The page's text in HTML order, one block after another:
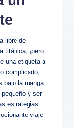
libre de
titánica, ¡pero
una etiqueta a
complicado,
bajo la manga,
y ser
estrategias
viaje.